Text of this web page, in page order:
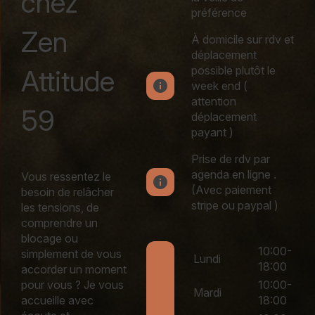
Zen
Attitude
59
Vous ressentez le
besoin de relâcher
les tensions, de
comprendre un
blocage ou
simplement de vous
accorder un moment
pour vous ? Je vous
accueille avec
préférence
info
À domicile sur rdv et
déplacement
possible plutôt le
week end (
attention
déplacement
payant )
info
Prise de rdv par
agenda en ligne .
(Avec paiement
stripe ou paypal )
Lundi
10:00-
18:00
Mardi
10:00-
18:00